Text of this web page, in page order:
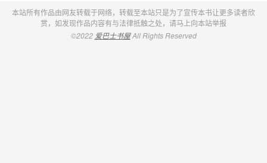
本站所有作品由网友转载于网络，转载至本站只是为了宣传本书让更多读者欣
赏，如发现作品内容有与法律抵触之处，请马上向本站举报
©2022 爱巴士书屋All Rights Reserved